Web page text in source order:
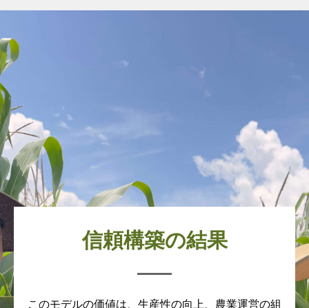
信頼構築の結果
このモデルの価値は、生産性の向上、農業運営の組